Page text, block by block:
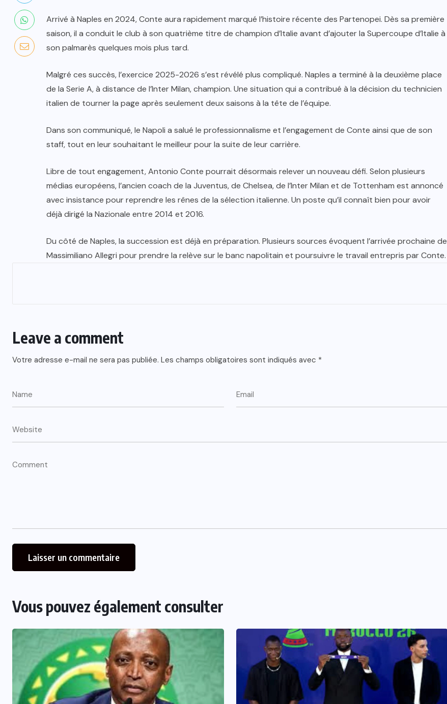
Arrivé à Naples en 2024, Conte aura rapidement marqué l’histoire récente des Partenopei. Dès sa première
saison, il a conduit le club à son quatrième titre de champion d’Italie avant d’ajouter la Supercoupe d’Italie à
son palmarès quelques mois plus tard.
Malgré ces succès, l’exercice 2025-2026 s’est révélé plus compliqué. Naples a terminé à la deuxième place
de la Serie A, à distance de l’Inter Milan, champion. Une situation qui a contribué à la décision du technicien
italien de tourner la page après seulement deux saisons à la tête de l’équipe.
Dans son communiqué, le Napoli a salué le professionnalisme et l’engagement de Conte ainsi que de son
staff, tout en leur souhaitant le meilleur pour la suite de leur carrière.
Libre de tout engagement, Antonio Conte pourrait désormais relever un nouveau défi. Selon plusieurs
médias européens, l’ancien coach de la Juventus, de Chelsea, de l’Inter Milan et de Tottenham est annoncé
avec insistance pour reprendre les rênes de la sélection italienne. Un poste qu’il connaît bien pour avoir
déjà dirigé la Nazionale entre 2014 et 2016.
Du côté de Naples, la succession est déjà en préparation. Plusieurs sources évoquent l’arrivée prochaine de
Massimiliano Allegri pour prendre la relève sur le banc napolitain et poursuivre le travail entrepris par Conte.
Leave a comment
Votre adresse e-mail ne sera pas publiée. Les champs obligatoires sont indiqués avec *
Vous pouvez également consulter